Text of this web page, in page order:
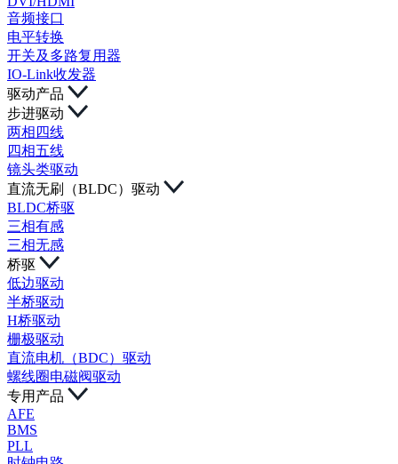
音频接口
电平转换
开关及多路复用器
IO-Link收发器
驱动产品
步进驱动
两相四线
四相五线
镜头类驱动
直流无刷（BLDC）驱动
BLDC桥驱
三相有感
三相无感
桥驱
低边驱动
半桥驱动
H桥驱动
栅极驱动
直流电机（BDC）驱动
螺线圈电磁阀驱动
专用产品
AFE
BMS
PLL